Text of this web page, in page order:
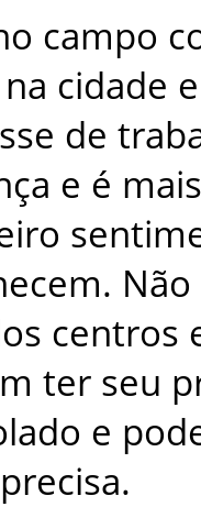
campo
na cidade e
de
e é mais
. Não
centros
ter seu
e
precisa.